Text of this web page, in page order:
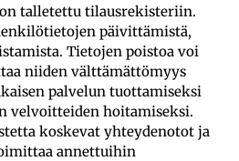
talletettu tilausrekisteriin.
päivittämistä,
Tietojen poistoa voi
niiden välttämättömyys
palvelun tuottamiseksi
velvoitteiden hoitamiseksi.
koskevat yhteydenotot ja
annettuihin